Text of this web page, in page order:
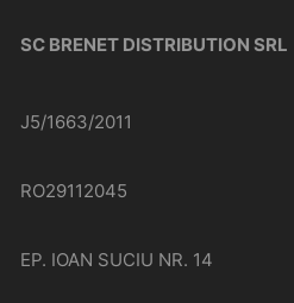
SC BRENET DISTRIBUTION SRL
J5/1663/2011
RO29112045
EP. IOAN SUCIU NR. 14